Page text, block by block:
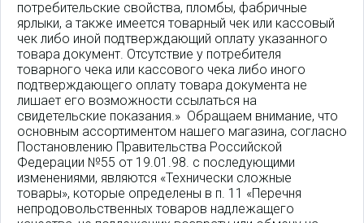
потребительские свойства, пломбы, фабричные
ярлыки, а также имеется товарный чек или кассовый
чек либо иной подтверждающий оплату указанного
товара документ. Отсутствие у потребителя
товарного чека или кассового чека либо иного
подтверждающего оплату товара документа не
лишает его возможности ссылаться на
свидетельские показания.» Обращаем внимание, что
основным ассортиментом нашего магазина, согласно
Постановлению Правительства Российской
Федерации №55 от 19.01.98. с последующими
изменениями, являются «Технически сложные
товары», которые определены в п. 11 «Перечня
непродовольственных товаров надлежащего